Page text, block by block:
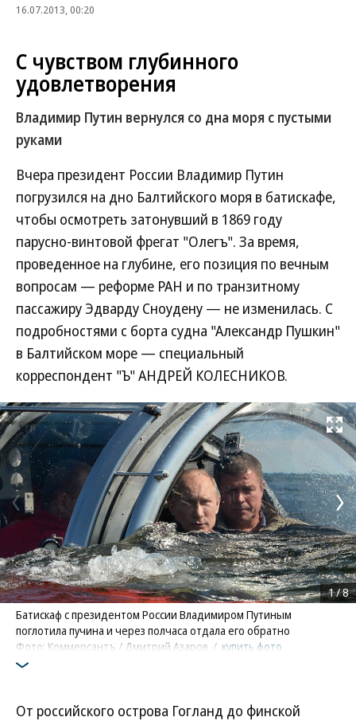
16.07.2013, 00:20
С чувством глубинного
удовлетворения
Владимир Путин вернулся со дна моря с пустыми
руками
Вчера президент России Владимир Путин
погрузился на дно Балтийского моря в батискафе,
чтобы осмотреть затонувший в 1869 году
парусно-винтовой фрегат "Олегъ". За время,
проведенное на глубине, его позиция по вечным
вопросам — реформе РАН и по транзитному
пассажиру Эдварду Сноудену — не изменилась. С
подробностями с борта судна "Александр Пушкин"
в Балтийском море — специальный
корреспондент "Ъ" АНДРЕЙ КОЛЕСНИКОВ.
Развернуть
Батискаф с президентом России Владимиром Путиным
поглотила пучина и через полчаса отдала его обратно
Фото: Коммерсантъ / Дмитрий Азаров / купить фото
1/8
От российского острова Гогланд до финской